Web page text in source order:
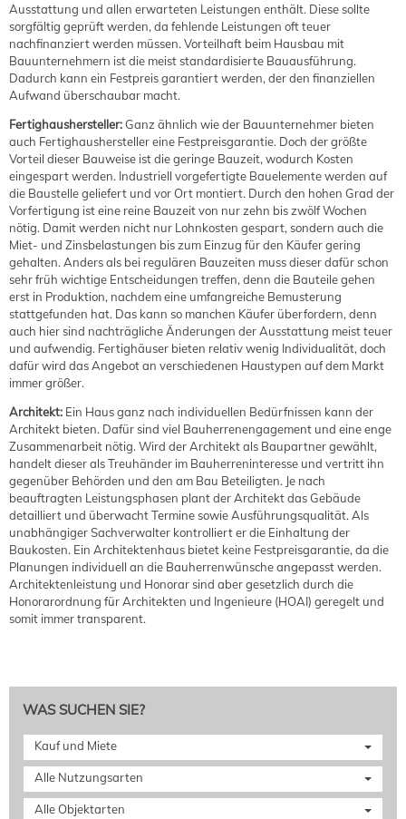
Ausstattung und allen erwarteten Leistungen enthält. Diese sollte
sorgfältig geprüft werden, da fehlende Leistungen oft teuer
nachfinanziert werden müssen. Vorteilhaft beim Hausbau mit
Bauunternehmern ist die meist standardisierte Bauausführung.
Dadurch kann ein Festpreis garantiert werden, der den finanziellen
Aufwand überschaubar macht.
Fertighaushersteller:Ganz ähnlich wie der Bauunternehmer bieten
auch Fertighaushersteller eine Festpreisgarantie. Doch der größte
Vorteil dieser Bauweise ist die geringe Bauzeit, wodurch Kosten
eingespart werden. Industriell vorgefertigte Bauelemente werden auf
die Baustelle geliefert und vor Ort montiert. Durch den hohen Grad der
Vorfertigung ist eine reine Bauzeit von nur zehn bis zwölf Wochen
nötig. Damit werden nicht nur Lohnkosten gespart, sondern auch die
Miet- und Zinsbelastungen bis zum Einzug für den Käufer gering
gehalten. Anders als bei regulären Bauzeiten muss dieser dafür schon
sehr früh wichtige Entscheidungen treffen, denn die Bauteile gehen
erst in Produktion, nachdem eine umfangreiche Bemusterung
stattgefunden hat. Das kann so manchen Käufer überfordern, denn
auch hier sind nachträgliche Änderungen der Ausstattung meist teuer
und aufwendig. Fertighäuser bieten relativ wenig Individualität, doch
dafür wird das Angebot an verschiedenen Haustypen auf dem Markt
immer größer.
Architekt: Ein Haus ganz nach individuellen Bedürfnissen kann der
Architekt bieten. Dafür sind viel Bauherrenengagement und eine enge
Zusammenarbeit nötig. Wird der Architekt als Baupartner gewählt,
handelt dieser als Treuhänder im Bauherreninteresse und vertritt ihn
gegenüber Behörden und den am Bau Beteiligten. Je nach
beauftragten Leistungsphasen plant der Architekt das Gebäude
detailliert und überwacht Termine sowie Ausführungsqualität. Als
unabhängiger Sachverwalter kontrolliert er die Einhaltung der
Baukosten. Ein Architektenhaus bietet keine Festpreisgarantie, da die
Planungen individuell an die Bauherrenwünsche angepasst werden.
Architektenleistung und Honorar sind aber gesetzlich durch die
Honorarordnung für Architekten und Ingenieure (HOAI) geregelt und
somit immer transparent.
WAS SUCHEN SIE?
Kauf und Miete
Alle Nutzungsarten
Alle Objektarten